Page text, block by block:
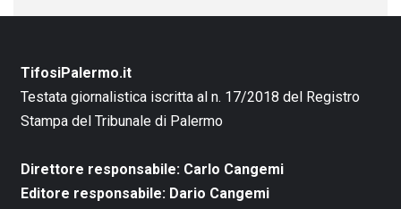
TifosiPalermo.it
Testata giornalistica iscritta al n. 17/2018 del Registro
Stampa del Tribunale di Palermo
Direttore responsabile: Carlo Cangemi
Editore responsabile: Dario Cangemi